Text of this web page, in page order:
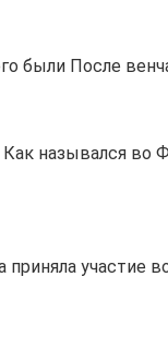
были После
назывался